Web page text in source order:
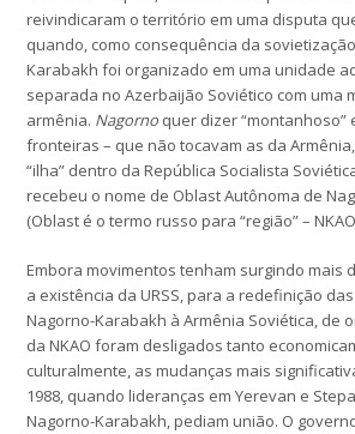
reivindicaram o território em uma disputa
quando, como consequência da
Karabakh foi organizado em uma unidade
separada no Azerbaijão Soviético com uma
armênia. Nagorno quer dizer “montanhoso”
fronteiras – que não tocavam as da
“ilha” dentro da República Socialista
recebeu o nome de Oblast Autônoma de
(Oblast é o termo russo para “região” –
Embora movimentos tenham surgindo mais
a existência da URSS, para a redefinição
Nagorno-Karabakh à Armênia Soviética, de
da NKAO foram desligados tanto
culturalmente, as mudanças mais
1988, quando lideranças em Yerevan e
Nagorno-Karabakh, pediam união. O